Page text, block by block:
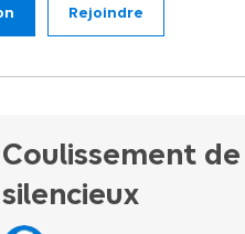
H.195 cm, profilés alu noir, GoodHome
Rejoindre
Coulissement
silencieux